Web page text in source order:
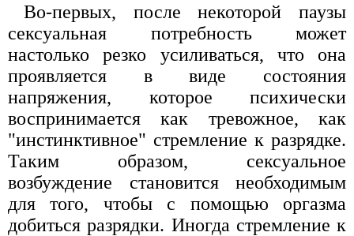
Во-первых, после некоторой паузы
сексуальная потребность может
настолько резко усиливаться, что она
проявляется в виде состояния
напряжения, которое психически
воспринимается как тревожное, как
"инстинктивное" стремление к разрядке.
Таким образом, сексуальное
возбуждение становится необходимым
для того, чтобы с помощью оргазма
добиться разрядки. Иногда стремление к